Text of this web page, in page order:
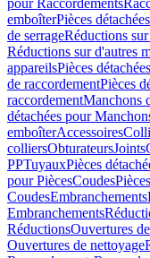
pour Raccordements
emboîterPièces
de serrageRéductions
Réductions sur d'autres
appareilsPièces
de raccordementPièces
raccordementManchons
détachées pour
emboîterAccessoires
colliersObturateursJoints
PPTuyauxPièces
pour PiècesCoudes
CoudesEmbranchements
Embranchements
RéductionsOuvertures
Ouvertures de nettoyage